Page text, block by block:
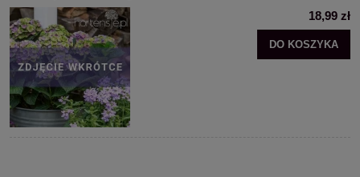
18,99 zł
DO KOSZYKA